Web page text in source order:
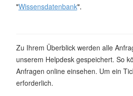
"Wissensdatenbank".
Zu Ihrem Überblick werden alle
unserem Helpdesk gespeichert. So
Anfragen online einsehen. Um ein
erforderlich.